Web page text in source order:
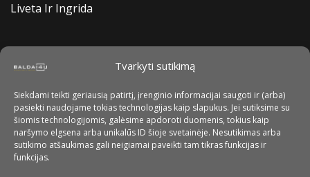
Tvarkyti sutikimą
Siekdami teikti geriausią patirtį, įrenginio informacijai saugoti ir (arba)
pasiekti naudojame tokias technologijas kaip slapukus. Jei sutiksime su
šiomis technologijomis, galėsime apdoroti duomenis, tokius kaip
naršymo elgsena arba unikalūs ID šioje svetainėje. Nesutikimas arba
sutikimo atšaukimas gali neigiamai paveikti tam tikras funkcijas ir
funkcijas.
Liveta Ir Ingrida